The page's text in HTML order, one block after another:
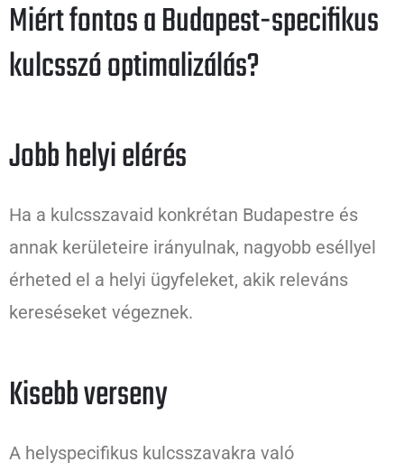
Miért fontos a Budapest-specifikus
kulcsszó optimalizálás?
Jobb helyi elérés
Ha a kulcsszavaid konkrétan Budapestre és
annak kerületeire irányulnak, nagyobb eséllyel
érheted el a helyi ügyfeleket, akik releváns
kereséseket végeznek.
Kisebb verseny
A helyspecifikus kulcsszavakra való